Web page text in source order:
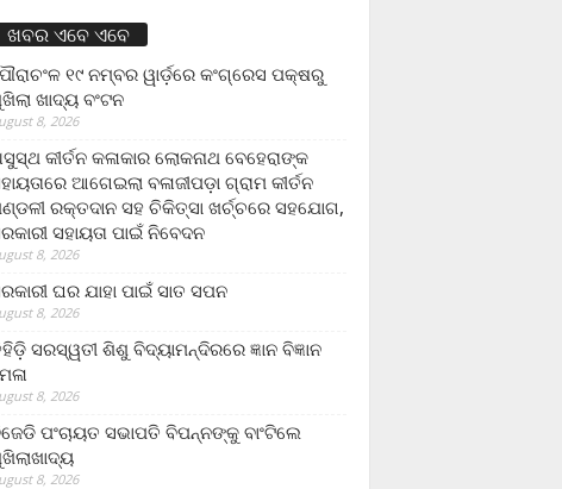
ଖବର ଏବେ ଏବେ
୧୯ ନମ୍ବର ୱାର୍ଡ଼ରେ କଂଗ୍ରେସ ପକ୍ଷରୁ
ଖାଦ୍ୟ ବଂଟନ
8, 2026
କୀର୍ତନ କଳାକାର ଲୋକନାଥ ବେହେରାଙ୍କ
ଆଗେଇଲା ବଳାଜୀପଡ଼ା ଗ୍ରାମ କୀର୍ତନ
ରକ୍ତଦାନ ସହ ଚିକିତ୍ସା ଖର୍ଚ୍ଚରେ ସହଯୋଗ,
ସହାୟତା ପାଇଁ ନିବେଦନ
8, 2026
ଘର ଯାହା ପାଇଁ ସାତ ସପନ
8, 2026
ସରସ୍ୱତୀ ଶିଶୁ ବିଦ୍ୟାମନ୍ଦିରରେ ଜ୍ଞାନ ବିଜ୍ଞାନ
8, 2026
ପଂଚାୟତ ସଭାପତି ବିପନ୍ନଙ୍କୁ ବାଂଟିଲେ
8, 2026